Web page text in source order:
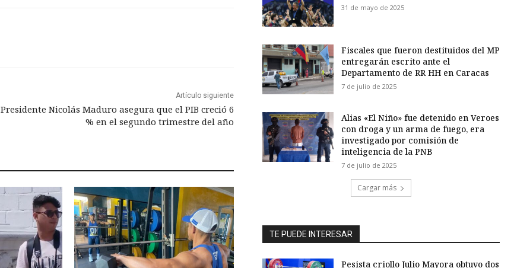
Artículo siguiente
Presidente Nicolás Maduro asegura que el PIB creció 6
% en el segundo trimestre del año
31 de mayo de 2025
Fiscales que fueron destituidos del MP
entregarán escrito ante el
Departamento de RR HH en Caracas
7 de julio de 2025
Alias «El Niño» fue detenido en Veroes
con droga y un arma de fuego, era
investigado por comisión de
inteligencia de la PNB
7 de julio de 2025
Cargar más
TE PUEDE INTERESAR
Pesista criollo Julio Mayora obtuvo dos